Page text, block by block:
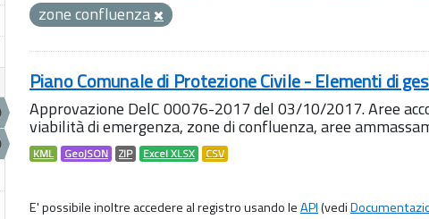
zone confluenza
Piano Comunale di Protezione Civile - Elementi di
Approvazione DelC 00076-2017 del 03/10/2017. Aree
viabilità di emergenza, zone di confluenza, aree
KML GeoJSON ZIP Excel XLSX CSV
E' possibile inoltre accedere al registro usando leAPI(vedi